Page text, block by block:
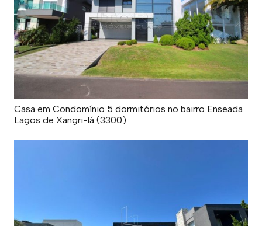
Casa em Condomínio 5 dormitórios no bairro Enseada
Lagos de Xangri-lá (3300)